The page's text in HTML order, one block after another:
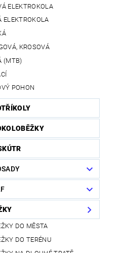
ELEKTROKOLA
ELEKTROKOLA
KROSOVÁ
(MTB)
POHON
DO MĚSTA
DO TERÉNU